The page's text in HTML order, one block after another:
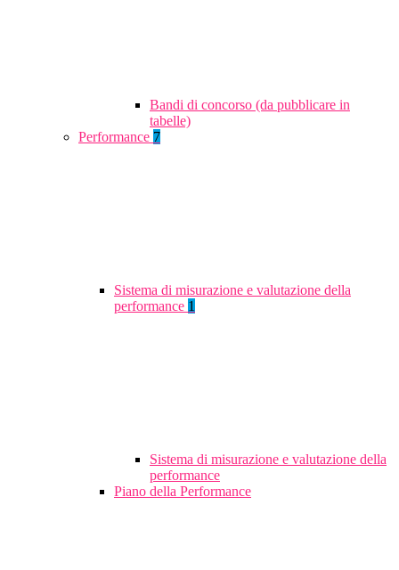
Bandi di concorso (da pubblicare in
tabelle)
Performance 7
Sistema di misurazione e valutazione della
performance 1
Sistema di misurazione e valutazione della
performance
Piano della Performance